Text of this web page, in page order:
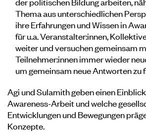
Thema aus unterschiedlichen
ihre Erfahrungen und Wissen in
für u.a. Veranstalter:innen,
weiter und versuchen gemeinsam
Teilnehmer:innen immer wieder
um gemeinsam neue Antworten zu
Agi und Sulamith geben einen
Awareness-Arbeit und welche
Entwicklungen und Bewegungen
Konzepte.